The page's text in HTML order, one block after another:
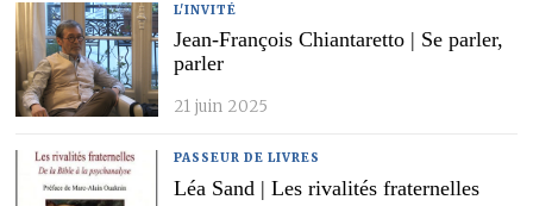
L'INVITÉ
Jean-François Chiantaretto | Se parler,
parler
21 juin 2025
PASSEUR DE LIVRES
Léa Sand | Les rivalités fraternelles